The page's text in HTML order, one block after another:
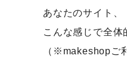
あなたのサイト、
こんな感じで全体
（※makeshopご